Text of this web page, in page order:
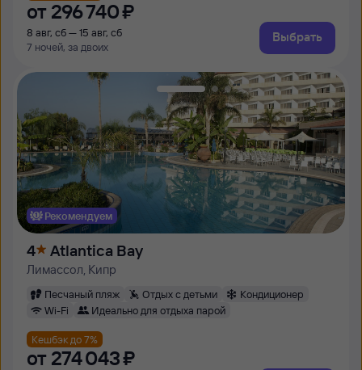
от 296 ⁠740 ⁠₽
8 авг, сб — 15 авг, сб
7 ночей, за двоих
Выбрать
Рекомендуем
4 Atlantica Bay
Лимассол, Кипр
Песчаный пляж Отдых с детьми
Кондиционер
Wi-Fi
Идеально для отдыха парой
Кешбэк до 7%
от 274 ⁠043 ⁠₽